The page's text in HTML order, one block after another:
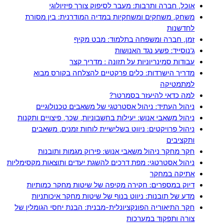
אוכל, חברה ותרבות: מעבר לסיפוק צורך פיזיולוגי
משחק, משחקים ומשחקיות במדיה המודרנית: בין מסורת
לחדשנות
זמן, חברה ומשפחה בתלמוד: מבט מקיף
ג'נוסייד: פשע נגד האנושות
עבודות סמינריוניות על תזונה : מדריך קצר
מדריך הישרדות: כלים פרקטיים להצלחה בקורס מבוא
למתמטיקה
למה כדאי להיעזר בסמרטר?
ניהול העתיד: ניהול אסטרטגי של משאבים טכנולוגיים
ניהול משאבי אנוש: יעילות בחשבוניות, שכר, פיצויים ותקנות
ניהול פרויקטים: ניווט בשלישיית לוחות זמנים, משאבים
ותקציבים
חקר מחקר ניהול משאבי אנוש: פירוק מגמות ותובנות
ניהול אסטרטגי: מפת דרכים להשגת יעדים ותוצאות מקסימליות
אתיקה במחקר
דיוק במספרים: חקירה מקיפה של שיטות מחקר כמותיות
מדע של תובנות: ניווט בנוף של שיטות מחקר איכותניות
חקר התיאוריה הפונקציונלית-מבנית: הבנת יחסי הגומלין של
צורה ותפקוד במערכות